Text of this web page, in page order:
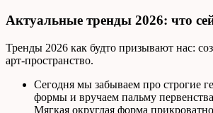
Актуальные тренды 2026: что
Тренды 2026 как будто призывают нас:
арт-пространство.
Сегодня мы забываем про строгие
формы и вручаем пальму
Мягкая округлая форма